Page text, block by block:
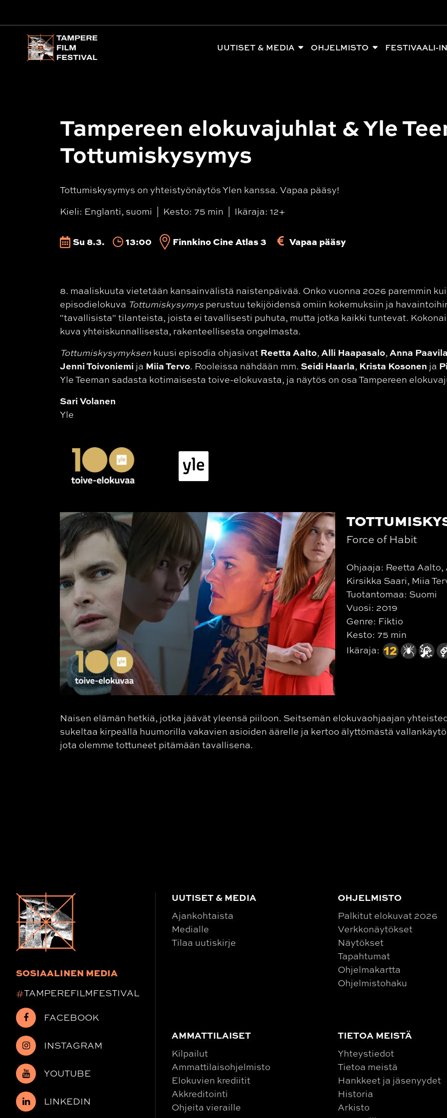
Päävalikko UUTISET & MEDIA OHJELMISTO FESTIVAALI-
Tampereen elokuvajuhlat & Yle
Tottumiskysymys
Tottumiskysymys on yhteistyönäytös Ylen kanssa. Vapaa pääsy!
Kieli: Englanti, suomi
Kesto: 75 min Ikäraja: 12+
Su 8.3. 13:00 Finnkino Cine Atlas 3 Vapaa pääsy
8. maaliskuuta vietetään kansainvälistä naistenpäivää. Onko vuonna 2026 paremmin
episodielokuva Tottumiskysymys perustuu tekijöidensä omiin kokemuksiin ja
"tavallisista" tilanteista, joista ei tavallisesti puhuta, mutta jotka kaikki tuntevat.
kuva yhteiskunnallisesta, rakenteellisesta ongelmasta.
Tottumiskysymyksen kuusi episodia ohjasivat Reetta Aalto,Alli Haapasalo,Anna
Jenni Toivoniemi ja Miia Tervo. Rooleissa nähdään mm.Seidi Haarla, Krista Kosonen ja
Yle Teeman sadasta kotimaisesta toive-elokuvasta, ja näytös on osa Tampereen
Sari Volanen
Yle
Force of Habit
Ohjaaja: Reetta
Kirsikka Saari, Miia
Tuotantomaa: Suomi
Vuosi: 2019
Genre: Fiktio
Kesto: 75 min
Ikäraja:
Naisen elämän hetkiä, jotka jäävät yleensä piiloon. Seitsemän elokuvaohjaajan
sukeltaa kirpeällä huumorilla vakavien asioiden äärelle ja kertoo älyttömästä
jota olemme tottuneet pitämään tavallisena.
SOSIAALINEN MEDIA
#TAMPEREFILMFESTIVAL
FACEBOOK
INSTAGRAM
YOUTUBE
LINKEDIN
UUTISET & MEDIA
Ajankohtaista
Medialle
Tilaa uutiskirje
OHJELMISTO
Palkitut elokuvat 2026
Verkkonäytökset
Näytökset
Tapahtumat
Ohjelmakartta
Ohjelmistohaku
AMMATTILAISET
Kilpailut
Ammattilaisohjelmisto
Elokuvien krediitit
Akkreditointi
Ohjeita vieraille
TIETOA MEISTÄ
Yhteystiedot
Tietoa meistä
Hankkeet ja jäsenyydet
Historia
Arkisto